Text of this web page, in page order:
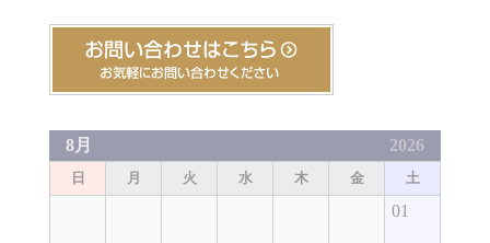
8月 2026
日 月 火 水 木 金 土
01